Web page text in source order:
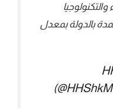
بالدولة بمعدل
—